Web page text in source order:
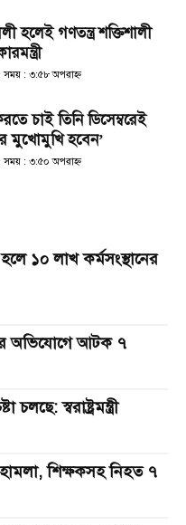
হলেই গণতন্ত্র শক্তিশালী
সময় : ৩:৫৮ অপরাহ্ণ
চাই তিনি ডিসেম্বরেই
হবেন’
সময় : ৩:৫০ অপরাহ্ণ
১০ লাখ কর্মসংস্থানের
অভিযোগে আটক ৭
স্বরাষ্ট্রমন্ত্রী
হামলা, শিক্ষকসহ নিহত ৭